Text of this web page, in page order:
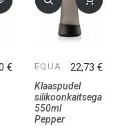
€ EQUA
Klaaspudel
silikoonkaitsega
550ml
Pepper
22,73 €